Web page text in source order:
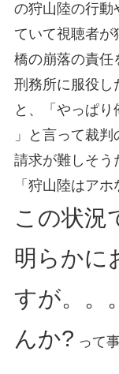
の狩山陸の行動
ていて視聴者が
橋の崩落の責任
刑務所に服役し
と、「やっぱ
」と言って裁
請求が難しそう
「狩山陸はア
この状況
明らかに
すが。。
んか? って